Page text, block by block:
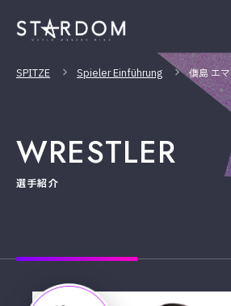
SPITZE Spieler Einführung 儛島 エマ
WRESTLER
選手紹介